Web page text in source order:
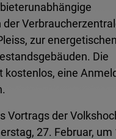
zur energetischen
Die
kostenlos, eine
Vortrags der
27. Februar, um